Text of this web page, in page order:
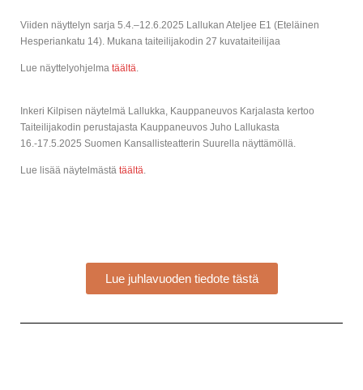
Viiden näyttelyn sarja 5.4.–12.6.2025 Lallukan Ateljee E1 (Eteläinen
Hesperiankatu 14). Mukana taiteilijakodin 27 kuvataiteilijaa
Lue näyttelyohjelma täältä.
Inkeri Kilpisen näytelmä Lallukka, Kauppaneuvos Karjalasta kertoo
Taiteilijakodin perustajasta Kauppaneuvos Juho Lallukasta
16.-17.5.2025 Suomen Kansallisteatterin Suurella näyttämöllä.
Lue lisää näytelmästä täältä.
Lue juhlavuoden tiedote tästä